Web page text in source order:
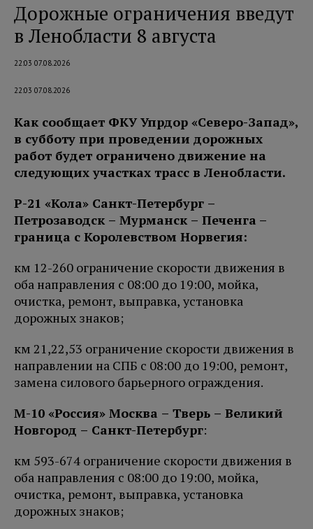
Дорожные ограничения введут
в Ленобласти 8 августа
22:03 07.08.2026
22:03 07.08.2026
Как сообщает ФКУ Упрдор «Северо-Запад»,
в субботу при проведении дорожных
работ будет ограничено движение на
следующих участках трасс в Ленобласти.
Р-21 «Кола» Санкт-Петербург –
Петрозаводск – Мурманск – Печенга –
граница с Королевством Норвегия:
км 12-260 ограничение скорости движения в
оба направления с 08:00 до 19:00, мойка,
очистка, ремонт, выправка, установка
дорожных знаков;
км 21,22,53 ограничение скорости движения в
направлении на СПБ с 08:00 до 19:00, ремонт,
замена силового барьерного ограждения.
М-10 «Россия» Москва – Тверь – Великий
Новгород – Санкт-Петербург:
км 593-674 ограничение скорости движения в
оба направления с 08:00 до 19:00, мойка,
очистка, ремонт, выправка, установка
дорожных знаков;